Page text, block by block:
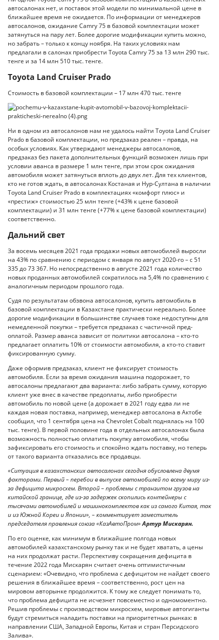
автосалонах нет, и поставок этой модели по минимальной цене в
ближайшее время не ожидается. По информации от менеджеров
автосалонов, ожидание Camry 75 в базовой комплектации может
затянуться на пару лет. Более дорогие модификации купить можно,
но забрать – только к концу ноября. На таких условиях нам
предлагали в салонах приобрести Toyota Camry 75 за 13 млн 290 тыс.
тенге и за 14 млн 510 тыс. тенге.
Toyota Land Cruiser Prado
Стоимость в базовой комплектации – 17 млн 470 тыс. тенге
Ни в одном из автосалонов нам не удалось найти Toyota Land Cruiser
Prado в базовой комплектации, но предзаказ реален – правда, на
особых условиях. Как утверждают менеджеры автосалонов,
предзаказ без пакета дополнительных функций возможен лишь при
условии аванса в размере 1 млн тенге, при этом срок ожидания
автомобиля может затянуться вплоть до двух лет. Для тех клиентов,
кто не готов ждать, в автосалонах Костаная и Нур-Султана в наличии
Toyota Land Cruiser Prado в комплектациях «комфорт плюс» и
«престиж» стоимостью 25 млн тенге (+43% к цене базовой
комплектации) и 31 млн тенге (+77% к цене базовой комплектации)
соответственно.
Дальний свет
За восемь месяцев 2021 года продажи новых автомобилей выросли
на 43% по сравнению с периодом с января по август 2020-го – с 51
335 до 73 367. Но непосредственно в августе 2021 года количество
новых проданных автомобилей сократилось на 5,4% по сравнению с
аналогичным периодом прошлого года.
Судя по результатам обзвона автосалонов, купить автомобиль в
базовой комплектации в Казахстане практически нереально. Более
дорогие модификации в большинстве случаев тоже недоступны для
немедленной покупки – требуется предзаказ с частичной пред­
оплатой. Размер аванса зависит от политики автосалона – кто-то
предлагает оплатить 10% от стоимости автомобиля, а кто-то ставит
фиксированную сумму.
Даже оформив предзаказ, клиент не фиксирует стоимость
автомобиля. Если за время ожидания машина подорожает, то
автосалоны предлагают два варианта: либо забрать сумму, которую
клиент уже внес в качестве предоплаты, либо приобрести
автомобиль по новой цене (а дорожает в 2021 году едва ли не
каждая новая поставка, например, менеджер автосалона в Актобе
сообщил, что 1 сентября цена на Chevrolet Cobalt поднялась на 100
тыс. тенге). В первой половине года в отдельных автосалонах была
возможность полностью оплатить покупку автомобиля, чтобы
зафиксировать его стоимость и спокойно ждать поставку, но теперь
от такого варианта отказались все продавцы.
«Ситуация в казахстанских автосалонах сегодня обусловлена двумя
факторами. Первый – перебои в выпуске автомобилей по всему миру из-
за дефицита микросхем. Второй – проблемы с транзитом грузов на
китайской границе, где из-за задержек скопились контейнеры с
тысячами автомобилей и машинокомплектов как из самого Китая, так
и из Южной Кореи и Японии», – комментирует заместитель
председателя правления союза «КазАвтоПром»Артур Мискарян.
По его оценке, как минимум в ближайшие полгода новых
автомобилей казахстанскому рынку так и не будет хватать, а цены
на них продолжат расти. Перспективу сокращения дефицита в
течение 2022 года Мискарян считает очень оптимистичным
сценарием: «Очевидно, что проблема с дефицитом не найдет своего
решения в ближайшее время – соответственно, рост цен на
мировом авторынке продолжится. К тому же следует понимать то,
что проблема дефицита не исчезнет повсеместно и одномоментно.
Решив проблемы с производством микросхем, мировые автогиганты
будут стремиться наладить поставки на приоритетных рынках: в
направлении США, Западной Европы, Китая и стран Персидского
Залива».